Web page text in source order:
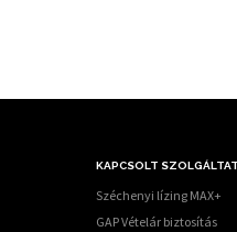
KAPCSOLT
Széchenyi lízing MAX+
GAP Vételár biztosítás